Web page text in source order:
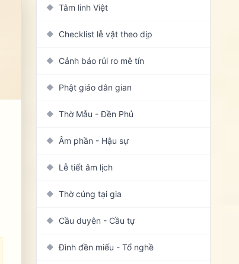
◆ Tâm linh Việt
◆ Checklist lễ vật theo dịp
◆ Cảnh báo rủi ro mê tín
◆ Phật giáo dân gian
◆ Thờ Mẫu - Đền Phủ
◆ Âm phần - Hậu sự
◆ Lễ tiết âm lịch
◆ Thờ cúng tại gia
◆ Cầu duyên - Cầu tự
◆ Đình đền miếu - Tổ nghề